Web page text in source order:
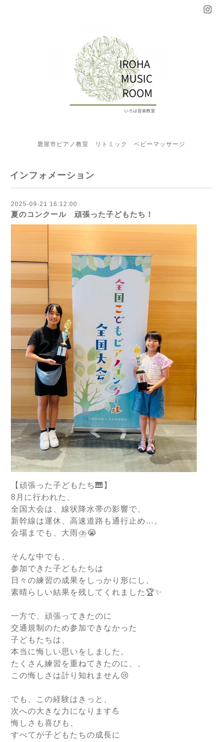
鹿屋市ピアノ教室 リトミック ベビーマッサージ
インフォメーション
2025-09-21 16:12:00
夏のコンクール 頑張った子どもたち！
【頑張った子どもたち🎹】
8月に行われた、
全国大会は、線状降水帯の影響で、
新幹線は運休、高速道路も通行止め…。
会場までも、大雨⛈️😭
そんな中でも、
参加できた子どもたちは
日々の練習の成果をしっかり形にし、
素晴らしい結果を残してくれました🏆✨
一方で、頑張ってきたのに
交通規制のため参加できなかった
子どもたちは、
本当に悔しい思いをしました。
たくさん練習を重ねてきたのに、、
この悔しさは計り知れません😢
でも、この経験はきっと、
次への大きな力になります💪
悔しさも喜びも、
すべてが子どもたちの成長に